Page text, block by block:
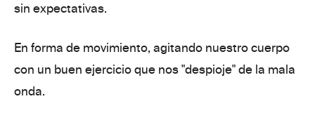
sin expectativas.
En forma de movimiento, agitando nuestro cuerpo
con un buen ejercicio que nos "despioje" de la mala
onda.